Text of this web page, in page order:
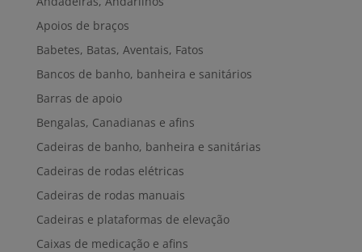
Apoios de braços
Babetes, Batas, Aventais, Fatos
Bancos de banho, banheira e sanitários
Barras de apoio
Bengalas, Canadianas e afins
Cadeiras de banho, banheira e sanitárias
Cadeiras de rodas elétricas
Cadeiras de rodas manuais
Cadeiras e plataformas de elevação
Caixas de medicação e afins